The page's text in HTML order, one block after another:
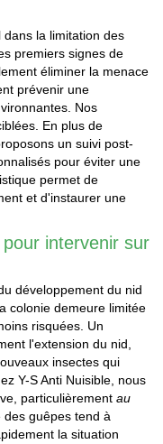
la limitation des
premiers signes de
éliminer la menace
prévenir une
Nos
En plus de
un suivi post-
pour éviter une
permet de
et d'instaurer une
intervenir sur
développement du nid
colonie demeure limitée
risquées. Un
l'extension du nid,
insectes qui
Y-S Anti Nuisible, nous
particulièrement au
des guêpes tend à
la situation